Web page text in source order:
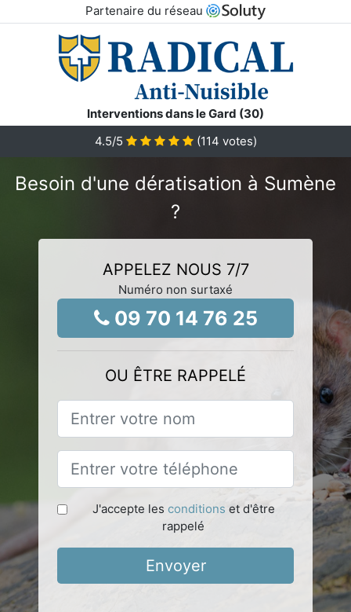
Partenaire du réseau
Interventions dans le Gard (30)
4.5/5 (114 votes)
Besoin d'une dératisation à Sumène
?
APPELEZ NOUS 7/7
Numéro non surtaxé
09 70 14 76 25
OU ÊTRE RAPPELÉ
J'accepte les conditions et d'être
rappelé
Envoyer